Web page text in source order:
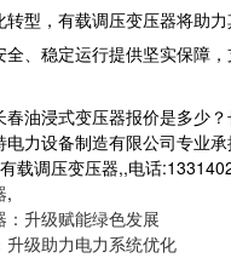
转型，有载调压变压器将助
、稳定运行提供坚实保障
油浸式变压器报价是多少
力设备制造有限公司专业
载调压变压器,,电话
,
升级赋能绿色发展
升级助力电力系统优化